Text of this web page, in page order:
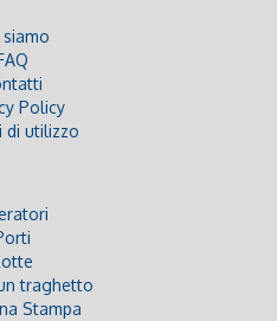
siamo
Policy
di utilizzo
traghetto
Stampa